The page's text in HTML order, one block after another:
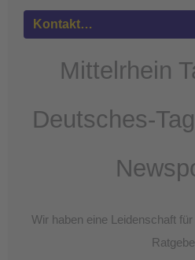
powered by
Kontakt…
Mittelrhein
Deutsches-
Wir haben eine Leidenschaft